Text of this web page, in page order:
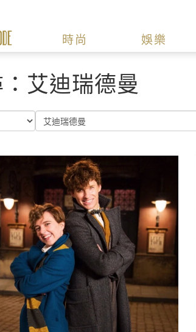
時尚 娛樂
艾迪瑞德曼